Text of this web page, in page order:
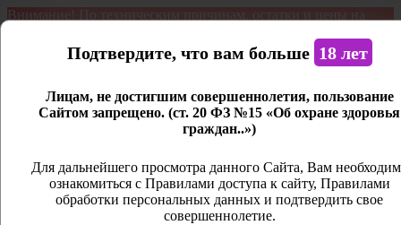
Внимание! По техническим причинам, остатки и цены на
является демонстрационным. Дистанционная продажа не
Открыть сайдбар
Личный кабинет
Закрыть
Подтвердите, что вам больше 18 лет
Лицам, не достигшим совершеннолетия, пользование
Сайтом запрещено. (ст. 20 ФЗ №15 «Об охране здоровья
граждан..»)
Для дальнейшего просмотра данного Сайта, Вам
ознакомиться с Правилами доступа к сайту, Правилами
обработки персональных данных и подтвердить свое
совершеннолетие.